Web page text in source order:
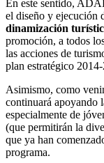
En este sentido,
el diseño y ejecución
dinamización
promoción, a todos
las acciones de
plan estratégico
Asimismo, como
continuará apoyando
especialmente de
(que permitirán la
que ya han
programa.